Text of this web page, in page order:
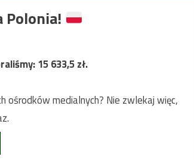
Polonia!
15 633,5zł.
medialnych? Nie zwlekaj więc,